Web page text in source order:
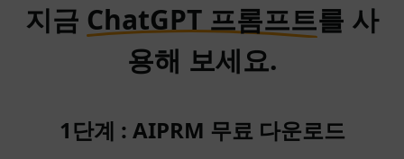
지금 ChatGPT 프롬프트를 사
용해 보세요.
1단계 : AIPRM 무료 다운로드